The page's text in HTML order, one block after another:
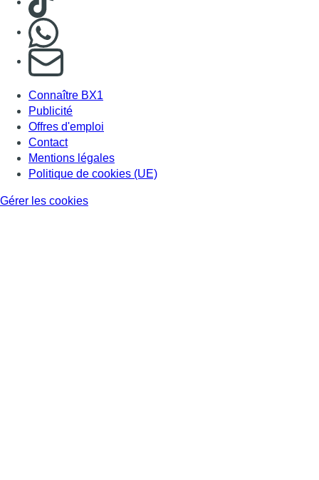
S'abonner à notre newsletter
Connaître BX1
Publicité
Offres d'emploi
Contact
Mentions légales
Politique de cookies (UE)
Gérer les cookies